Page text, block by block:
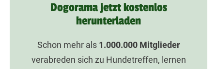
Dogorama jetzt kostenlos
herunterladen
Schon mehr als 1.000.000Mitglieder
verabreden sich zu Hundetreffen, lernen